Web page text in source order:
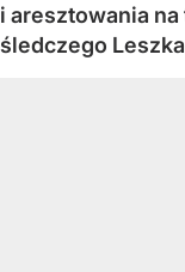
i aresztowania
śledczego